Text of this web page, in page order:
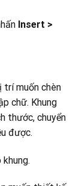
Insert >
trí muốn chèn
chữ. Khung
thước, chuyển
được.